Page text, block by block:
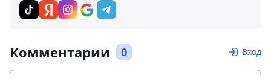
Комментарии 0 Вход